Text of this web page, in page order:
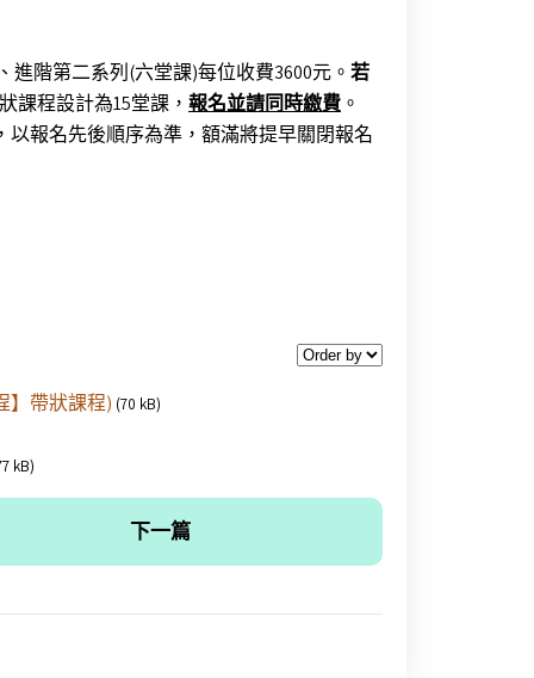
階第二系列(六堂課)每位收費3600元。 若
課程設計為15堂課， 報名並請同時繳費 。
以報名先後順序為準，額滿將提早關閉報名
】帶狀課程) (70 kB)
kB)
下一篇